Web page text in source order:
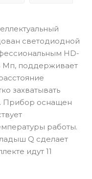
светодиодной
HD-
Мп, поддерживает
захватывать
Прибор оснащен
работы.
Q сделает
идут 11